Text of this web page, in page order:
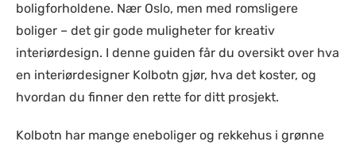
boligforholdene. Nær Oslo, men med romsligere
boliger – det gir gode muligheter for kreativ
interiørdesign. I denne guiden får du oversikt over hva
en interiørdesigner Kolbotn gjør, hva det koster, og
hvordan du finner den rette for ditt prosjekt.
Kolbotn har mange eneboliger og rekkehus i grønne